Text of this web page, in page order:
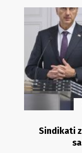
Sindikati